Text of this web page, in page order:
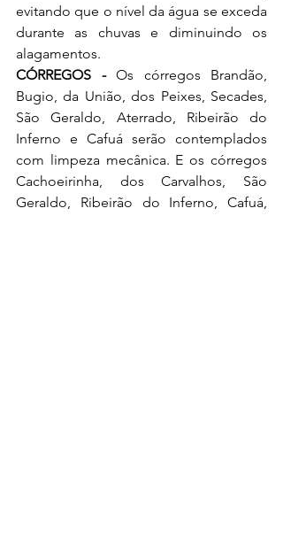
evitando que o nível da água se exceda
durante as chuvas e diminuindo os
alagamentos.
CÓRREGOS - Os córregos Brandão,
Bugio, da União, dos Peixes, Secades,
São Geraldo, Aterrado, Ribeirão do
Inferno e Cafuá serão contemplados
com limpeza mecânica. E os córregos
Cachoeirinha, dos Carvalhos, São
Geraldo, Ribeirão do Inferno, Cafuá,